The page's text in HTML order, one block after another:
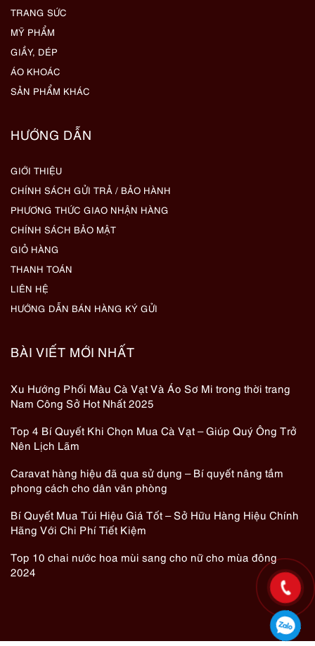
TRANG SỨC
MỸ PHẨM
GIẦY, DÉP
ÁO KHOÁC
SẢN PHẨM KHÁC
HƯỚNG DẪN
GIỚI THIỆU
CHÍNH SÁCH GỬI TRẢ / BẢO HÀNH
PHƯƠNG THỨC GIAO NHẬN HÀNG
CHÍNH SÁCH BẢO MẬT
GIỎ HÀNG
THANH TOÁN
LIÊN HỆ
HƯỚNG DẪN BÁN HÀNG KÝ GỬI
BÀI VIẾT MỚI NHẤT
Xu Hướng Phối Màu Cà Vạt Và Áo Sơ Mi trong thời trang
Nam Công Sở Hot Nhất 2025
Top 4 Bí Quyết Khi Chọn Mua Cà Vạt – Giúp Quý Ông Trở
Nên Lịch Lãm
Caravat hàng hiệu đã qua sử dụng – Bí quyết nâng tầm
phong cách cho dân văn phòng
Bí Quyết Mua Túi Hiệu Giá Tốt – Sở Hữu Hàng Hiệu Chính
Hãng Với Chi Phí Tiết Kiệm
Top 10 chai nước hoa mùi sang cho nữ cho mùa đông
2024